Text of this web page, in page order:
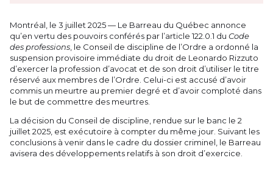
Montréal, le 3 juillet 2025 — Le Barreau du Québec annonce
qu’en vertu des pouvoirs conférés par l’article 122.0.1 duCode
des professions, le Conseil de discipline de l’Ordre a ordonné la
suspension provisoire immédiate du droit de Leonardo Rizzuto
d’exercer la profession d’avocat et de son droit d’utiliser le titre
réservé aux membres de l’Ordre. Celui-ci est accusé d’avoir
commis un meurtre au premier degré et d’avoir comploté dans
le but de commettre des meurtres.
La décision du Conseil de discipline, rendue sur le banc le 2
juillet 2025, est exécutoire à compter du même jour. Suivant les
conclusions à venir dans le cadre du dossier criminel, le Barreau
avisera des développements relatifs à son droit d’exercice.